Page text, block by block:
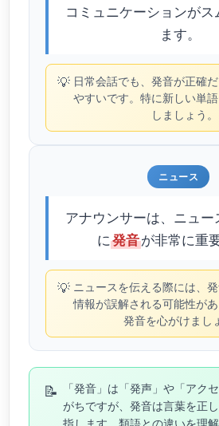
コミュニケーションがス
ます。
💡 日常会話でも、発音が正確
やすいです。特に新しい単
しましょう。
ニュース
アナウンサーは、ニュ
に発音が非常に重
💡 ニュースを伝える際には、
情報が誤解される可能性が
発音を心がけまし
📝
「発音」は「発声」や「アク
がちですが、発音は言葉を正